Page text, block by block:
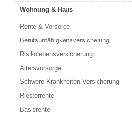
Wohnung & Haus
Rente & Vorsorge
Berufs­unfähigkeitsversicherung
Risikolebensversicherung
Altersvorsorge
Schwere Krankheiten Versicherung
Riesterrente
Basisrente